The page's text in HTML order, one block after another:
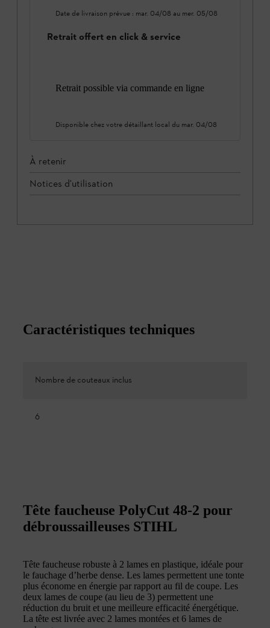
Date de livraison prévue : mar. 04/08 au mer. 05/08
Retrait offert en click & service
Retrait possible via commande en ligne
Disponible chez votre détaillant local du mar. 04/08
À retenir
Notices d'utilisation
Caractéristiques techniques
Nombre de couteaux inclus
6
Tête faucheuse PolyCut 48-2 pour
débroussailleuses STIHL
Tête faucheuse robuste à 2 lames en plastique, idéale pour
le fauchage d’herbe dense. Les lames permettent une tonte
plus économe en énergie par rapport au fil de coupe. Les
deux lames de coupe (au lieu de 3) permettent une
réduction du bruit et une meilleure efficacité énergétique.
La tête est livrée avec 2 lames montées et 6 lames de